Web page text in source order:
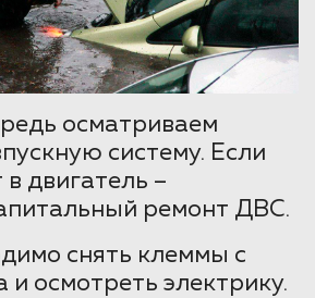
осматриваем
систему. Если
двигатель –
ремонт ДВС.
снять клеммы с
и осмотреть электрику.